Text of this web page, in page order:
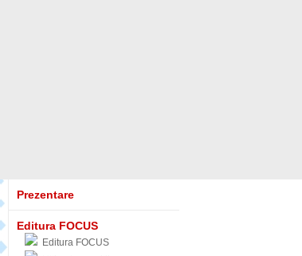
Prezentare
Editura FOCUS
Editura FOCUS